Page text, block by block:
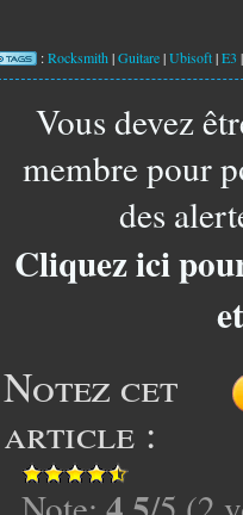
:Rocksmith |Guitare|Ubisoft|E3
Vous devez
membre pour
des
Cliquez ici
Notez cet
article :